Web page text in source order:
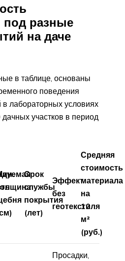
под разные
на даче
в таблице, основаны
поведения
лабораторных условиях
участков в период
Срок
службы
покрытия
(лет)
Эффект
без
геотекстиля
Средняя
стоимость
материала
на
10
м²
(руб.)
Просадки,